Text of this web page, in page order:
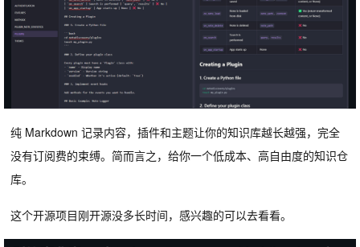
纯 Markdown 记录内容，插件和主题让你的知识库越长越强，完全
没有订阅费的束缚。简而言之，给你一个低成本、高自由度的知识仓
库。
这个开源项目刚开源没多长时间，感兴趣的可以去看看。